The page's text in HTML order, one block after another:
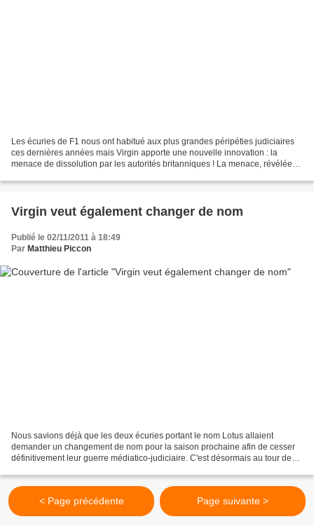
Les écuries de F1 nous ont habitué aux plus grandes péripéties judiciaires
ces dernières années mais Virgin apporte une nouvelle innovation : la
menace de dissolution par les autorités britanniques ! La menace, révélée
Virgin veut également changer de nom
Publié le 02/11/2011 à 18:49
Par Matthieu Piccon
Nous savions déjà que les deux écuries portant le nom Lotus allaient
demander un changement de nom pour la saison prochaine afin de cesser
définitivement leur guerre médiatico-judiciaire. C'est désormais au tour de
< Page précédente Page suivante >